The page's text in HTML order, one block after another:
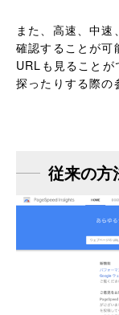
また、高速、中
確認することが可
URLも見ることが
探ったりする際の
従来の方